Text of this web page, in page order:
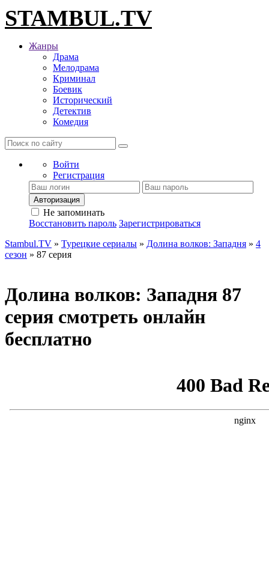
STAMBUL.TV
Жанры
Драма
Мелодрама
Криминал
Боевик
Исторический
Детектив
Комедия
Войти
Регистрация
Авторизация
Не запоминать
Восстановить пароль Зарегистрироваться
Stambul.TV » Турецкие сериалы » Долина волков: Западня » 4
сезон » 87 серия
Долина волков: Западня 87
серия смотреть онлайн
бесплатно